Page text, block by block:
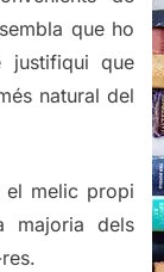
que ho
justifiqui que
natural del
el melic propi
majoria dels